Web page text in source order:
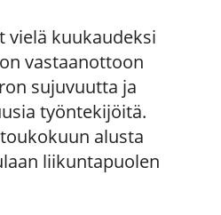
vielä kuukaudeksi
vastaanottoon
sujuvuutta ja
työntekijöitä.
alusta
liikuntapuolen